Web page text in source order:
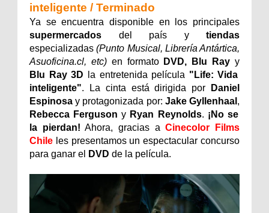
inteligente / Terminado
Ya se encuentra disponible en los principales
supermercados del país y tiendas
especializadas(Punto Musical, Librería Antártica,
Asuoficina.cl, etc)en formato DVD, Blu Rayy
Blu Ray 3D
la entretenida película "Life: Vida
inteligente". La cinta está dirigida por
Daniel
Espinosay protagonizada por: Jake Gyllenhaal ,
Rebecca Fergusony Ryan Reynolds. ¡No se
la pierdan! Ahora, gracias aCinecolor Films
Chile les presentamos un espectacular concurso
para ganar el
DVD de la película.